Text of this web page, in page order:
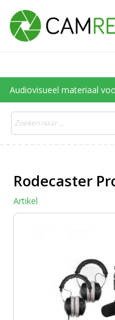
Audiovisueel materiaal
Rodecaster
Artikel